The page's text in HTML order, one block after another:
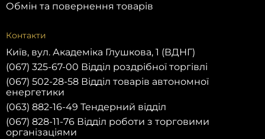
Обмін та повернення товарів
Контакти
Київ, вул. Академіка Глушкова, 1 (ВДНГ)
(067) 325-67-00 Відділ роздрібної торгівлі
(067) 502-28-58 Відділ товарів автономної
енергетики
(063) 882-16-49 Тендерний відділ
(067) 828-11-76 Відділ роботи з торговими
організаціями